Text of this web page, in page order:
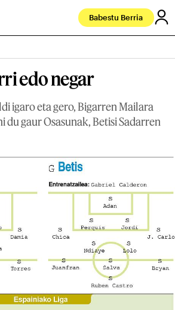
Babestu Berria
edo negar
igaro eta gero, Bigarren Mailara
du gaur Osasunak, Betisi Sadarren